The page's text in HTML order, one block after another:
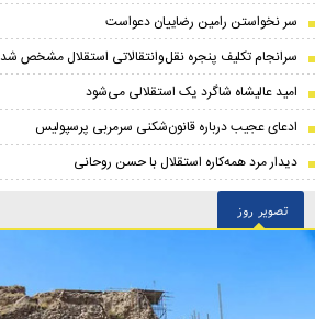
سر نخواستن رامین رضاییان دعواست
سرانجام تکلیف پنجره نقل‌وانتقالاتی استقلال مشخص شد
امید عالیشاه شاگرد یک استقلالی می‌شود
ادعای عجیب درباره قانون‌شکنی سرمربی پرسپولیس
دیدار مرد همه‌کاره استقلال با حسن روحانی
تصویر روز